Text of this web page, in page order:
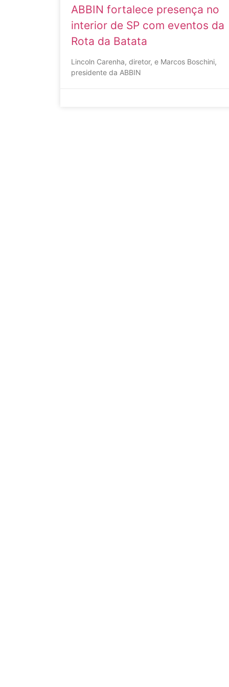
ABBIN fortalece presença no
interior de SP com eventos da
Rota da Batata
Lincoln Carenha, diretor, e Marcos Boschini,
presidente da ABBIN